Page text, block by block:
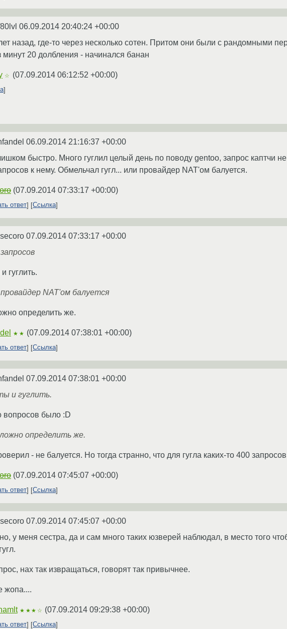
06.09.2014 20:40:24 +00:00
назад, где-то через несколько сотен. Притом они были с рандомными
минут 20 долбления - начинался банан
☆ (07.09.2014 06:12:52 +00:00)
06.09.2014 21:16:37 +00:00
быстро. Много гуглил целый день по поводу gentoo, запрос каптчи
к нему. Обмельчал гугл... или провайдер NAT'ом балуется.
(07.09.2014 07:33:17 +00:00)
ответ Ссылка
07.09.2014 07:33:17 +00:00
гуглить.
NAT'ом балуется
определить же.
★★ (07.09.2014 07:38:01 +00:00)
ответ Ссылка
07.09.2014 07:38:01 +00:00
и гуглить.
вопросов было :D
определить же.
- не балуется. Но тогда странно, что для гугла каких-то 400
(07.09.2014 07:45:07 +00:00)
ответ Ссылка
07.09.2014 07:45:07 +00:00
у меня сестра, да и сам много таких юзверей наблюдал, в место того
нах так извращаться, говорят так привычнее.
жопа....
★★★☆ (07.09.2014 09:29:38 +00:00)
ответ Ссылка